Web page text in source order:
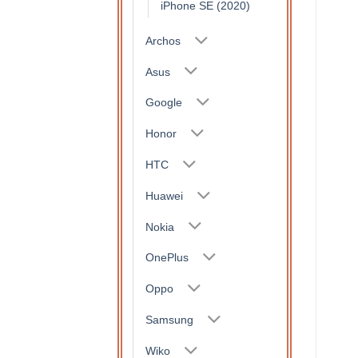
iPhone SE (2020)
Archos
Asus
Google
Honor
HTC
Huawei
Nokia
OnePlus
Oppo
Samsung
Wiko